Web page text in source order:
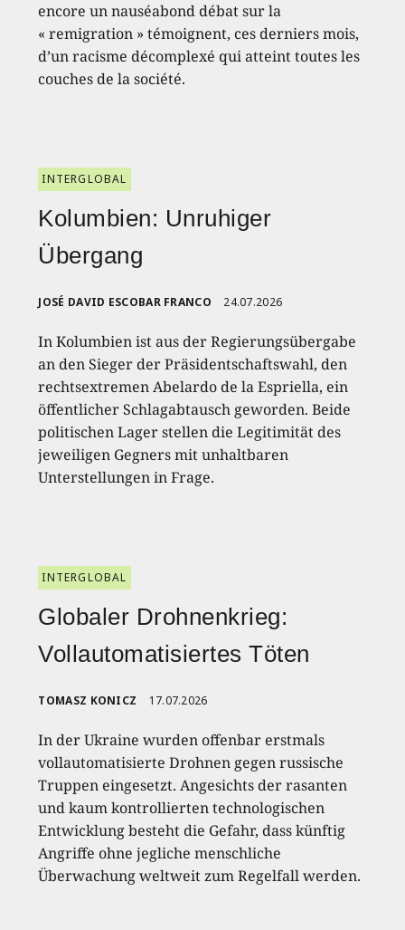
encore un nauséabond débat sur la
« remigration » témoignent, ces derniers mois,
d’un racisme décomplexé qui atteint toutes les
couches de la société.
INTERGLOBAL
Kolumbien: Unruhiger
Übergang
JOSÉ DAVID ESCOBAR FRANCO 24.07.2026
In Kolumbien ist aus der Regierungsübergabe
an den Sieger der Präsidentschaftswahl, den
rechtsextremen Abelardo de la Espriella, ein
öffentlicher Schlagabtausch geworden. Beide
politischen Lager stellen die Legitimität des
jeweiligen Gegners mit unhaltbaren
Unterstellungen in Frage.
INTERGLOBAL
Globaler Drohnenkrieg:
Vollautomatisiertes Töten
TOMASZ KONICZ 17.07.2026
In der Ukraine wurden offenbar erstmals
vollautomatisierte Drohnen gegen russische
Truppen eingesetzt. Angesichts der rasanten
und kaum kontrollierten technologischen
Entwicklung besteht die Gefahr, dass künftig
Angriffe ohne jegliche menschliche
Überwachung weltweit zum Regelfall werden.